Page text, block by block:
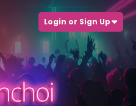
Login or Sign Up